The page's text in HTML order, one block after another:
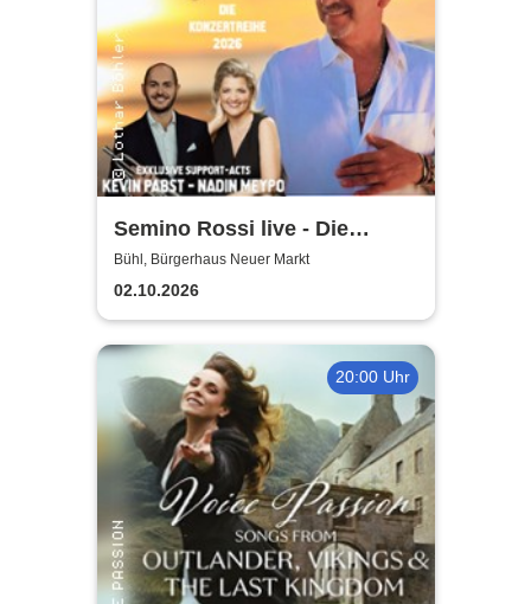
Semino Rossi live - Die
Konzertreihe 2026
Bühl, Bürgerhaus Neuer Markt
02.10.2026
20:00 Uhr